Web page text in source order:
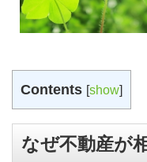
Contents [show]
なぜ不動産が